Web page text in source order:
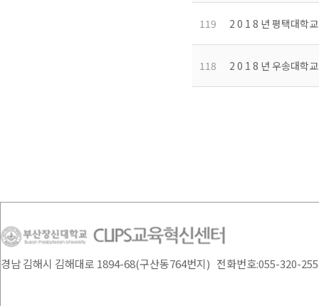
119 2 0 1 8 년 평택대학
118 2 0 1 8 년 우송대학
경남 김해시 김해대로 1894-68(구산동764번지) 전화번호:055-320-